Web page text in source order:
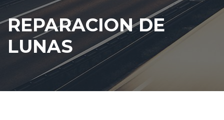
REPARACION DE
LUNAS